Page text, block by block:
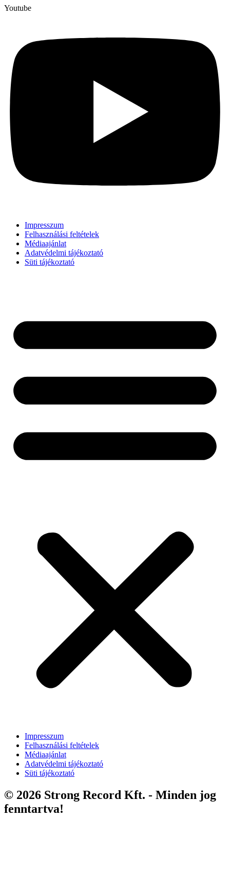
Youtube
Impresszum
Felhasználási feltételek
Médiaajánlat
Adatvédelmi tájékoztató
Süti tájékoztató
Impresszum
Felhasználási feltételek
Médiaajánlat
Adatvédelmi tájékoztató
Süti tájékoztató
© 2026 Strong Record Kft. - Minden jog
fenntartva!